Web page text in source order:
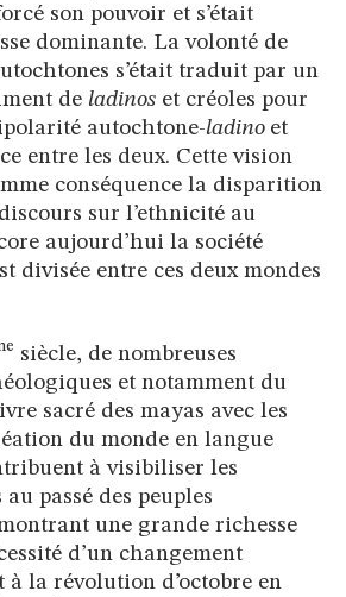
son pouvoir et s’était
dominante. La volonté de
s’était traduit par un
de ladinos et créoles pour
autochtone-ladino et
entre les deux. Cette vision
conséquence la disparition
sur l’ethnicité au
aujourd’hui la société
divisée entre ces deux mondes
siècle, de nombreuses
et notamment du
sacré des mayas avec les
du monde en langue
à visibiliser les
passé des peuples
une grande richesse
d’un changement
la révolution d’octobre en